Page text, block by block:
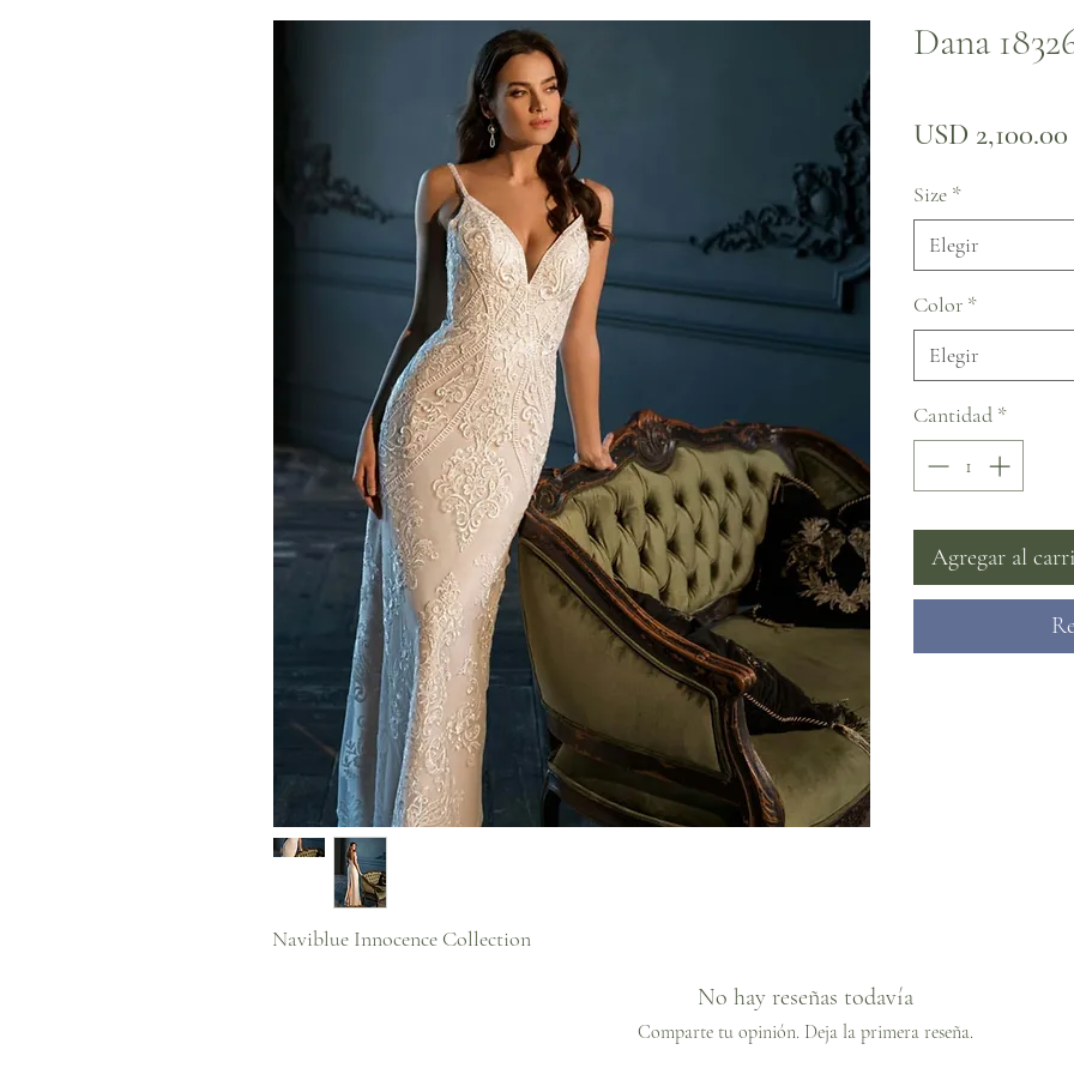
Naviblue Innocence Collection
Dana
USD 2,100.00
Size *
Elegir
Color *
Elegir
Cantidad *
Agregar al
No hay reseñas todavía
Comparte tu opinión. Deja la primera reseña.